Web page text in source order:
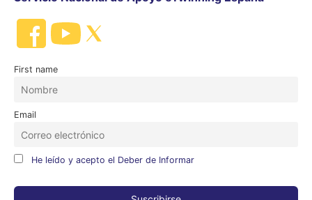
First name
Email
He leído y acepto el Deber de Informar